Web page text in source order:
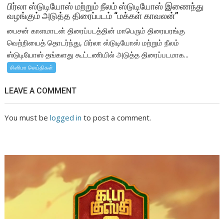
பிர்லா ஸ்டுடியோஸ் மற்றும் நீலம் ஸ்டுடியோஸ் இணைந்து
வழங்கும் அடுத்த திரைப்படம் “மக்கள் காவலன்”
பைசன் காளமாடன் திரைப்படத்தின் மாபெரும் திரையரங்கு
வெற்றியைத் தொடர்ந்து, பிர்லா ஸ்டுடியோஸ் மற்றும் நீலம்
ஸ்டுடியோஸ் தங்களது கூட்டணியில் அடுத்த திரைப்படமாக...
சினிமா செய்திகள்
LEAVE A COMMENT
You must belogged in to post a comment.